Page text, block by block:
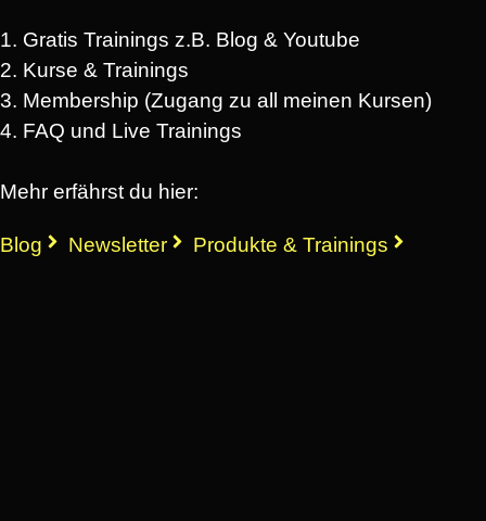
1. Gratis Trainings z.B. Blog & Youtube
2. Kurse & Trainings
3. Membership (Zugang zu all meinen Kursen)
4. FAQ und Live Trainings
Mehr erfährst du hier:
Blog Newsletter Produkte & Trainings